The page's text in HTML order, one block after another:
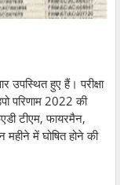
उपस्थित हुए हैं। परीक्षा
परिणाम 2022 की
टीएम, फायरमैन,
में घोषित होने की